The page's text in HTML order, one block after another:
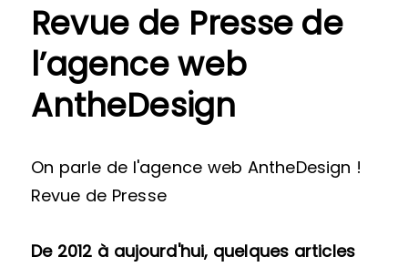
Revue de Presse de
l’agence web
AntheDesign
On parle de l'agence web AntheDesign !
Revue de Presse
De 2012 à aujourd'hui, quelques articles